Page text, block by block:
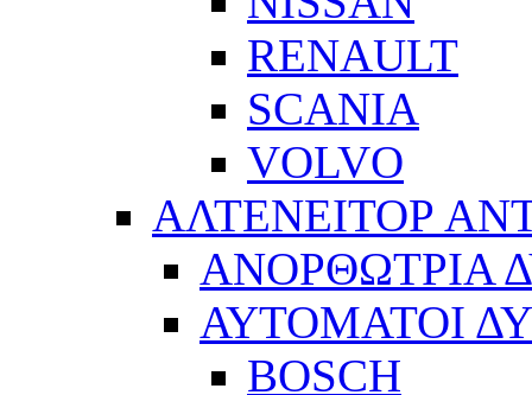
RENAULT
SCANIA
VOLVO
ΑΛΤΕΝΕΙΤΟΡ
ΑΝΟΡΘΩΤΡΙΑ
ΑΥΤΟΜΑΤΟΙ
BOSCH